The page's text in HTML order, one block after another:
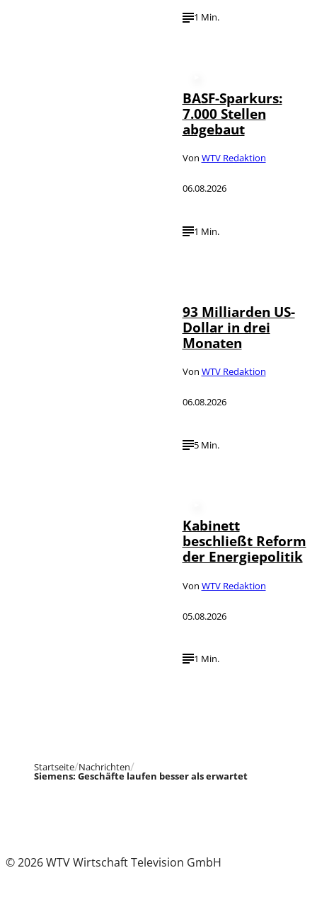
1 Min.
BASF-Sparkurs:
7.000 Stellen
abgebaut
Von WTV Redaktion
06.08.2026
1 Min.
93 Milliarden US-
Dollar in drei
Monaten
Von WTV Redaktion
06.08.2026
5 Min.
Kabinett
beschließt Reform
der Energiepolitik
Von WTV Redaktion
05.08.2026
1 Min.
Startseite Nachrichten
Siemens: Geschäfte laufen besser als erwartet
© 2026 WTV Wirtschaft Television GmbH